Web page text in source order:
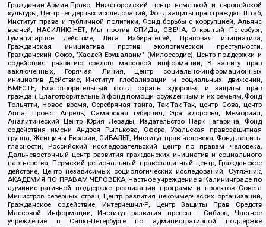
Гражданин.Армия.Право, Нижегородский центр немецкой и европейской
культуры, Центр гендерных исследований, Фонд защиты прав граждан Штаб,
Институт права и публичной политики, Фонд борьбы с коррупцией, Альянс
врачей, НАСИЛИЮ.НЕТ, Мы против СПИДа, СВЕЧА, Открытый Петербург,
Гуманитарное действие, Лига Избирателей, Правовая инициатива,
Гражданская инициатива против экологической преступности,
Гражданский Союз, "Хасдей Ерушалаим" (Милосердие), Центр поддержки и
содействия развитию средств массовой информации, В защиту прав
заключенных, Горячая Линия, Центр социально-информационных
инициатив Действие, Институт глобализации и социальных движений,
ВМЕСТЕ, Благотворительный фонд охраны здоровья и защиты прав
граждан, Благотворительный фонд помощи осужденным и их семьям, Фонд
Тольятти, Новое время, Серебряная тайга, Так-Так-Так, центр Сова, центр
Анна, Проект Апрель, Самарская губерния, Эра здоровья, Мемориал,
Аналитический Центр Юрия Левады, Издательство Парк Гагарина, Фонд
содействия имени Андрея Рылькова, Сфера, Уральская правозащитная
группа, Женщины Евразии, СИБАЛЬТ, Институт прав человека, Фонд защиты
гласности, Российский исследовательский центр по правам человека,
Дальневосточный центр развития гражданских инициатив и социального
партнерства, Пермский региональный правозащитный центр, Гражданское
действие, Центр независимых социологических исследований, Сутяжник,
АКАДЕМИЯ ПО ПРАВАМ ЧЕЛОВЕКА, Частное учреждение в Калининграде по
административной поддержке реализации программ и проектов Совета
Министров северных стран, Центр развития некоммерческих организаций,
Гражданское содействие, Интернешнл-Р, Центр Защиты Прав Средств
Массовой Информации, Институт развития прессы - Сибирь, Частное
учреждение в Санкт-Петербурге по административной поддержке